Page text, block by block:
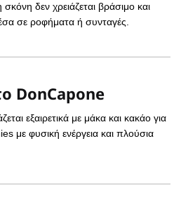
δεν χρειάζεται βράσιμο και
σε ροφήματα ή συνταγές.
DonCapone
εξαιρετικά με μάκα και κακάο για
με φυσική ενέργεια και πλούσια